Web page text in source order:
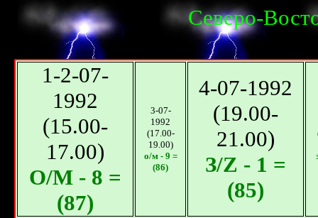
Северо-
1-2-07-
1992
(15.00-
17.00)
О/М - 8 =
(87)
3-07-
1992
(17.00-
19.00)
о/м - 9 =
(86)
4-07-1992
(19.00-
21.00)
З/Z - 1 =
(85)